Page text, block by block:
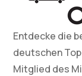
Entdecke die
deutschen
Mitglied des